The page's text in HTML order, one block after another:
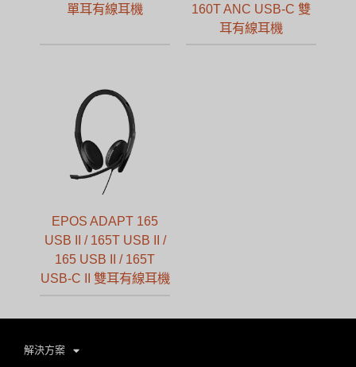
單耳有線耳機
160T ANC USB-C 雙
耳有線耳機
EPOS ADAPT 165
USB II / 165T USB II /
165 USB II / 165T
USB-C II 雙耳有線耳機
解決方案